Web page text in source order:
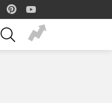
facebook
SEARCH